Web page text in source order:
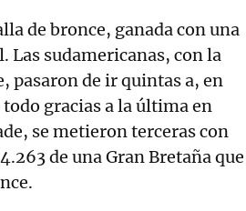
de bronce, ganada con una
Las sudamericanas, con la
pasaron de ir quintas a, en
gracias a la última en
se metieron terceras con
de una Gran Bretaña que